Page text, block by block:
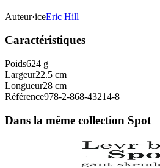
Auteur·iceEric Hill
Caractéristiques
Poids624 g
Largeur22.5 cm
Longueur28 cm
Référence978-2-868-43214-8
Dans la même collection Spot